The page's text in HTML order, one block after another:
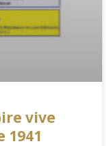
vive
1941